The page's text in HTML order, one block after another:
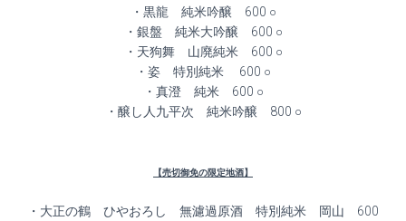
・黒龍 純米吟醸 600 ○
・銀盤 純米大吟醸 600 ○
・天狗舞 山廃純米 600 ○
・姿 特別純米 600 ○
・真澄 純米 600 ○
・醸し人九平次 純米吟醸 800 ○
【売切御免の限定地酒】
・大正の鶴 ひやおろし 無濾過原酒 特別純米 岡山 600